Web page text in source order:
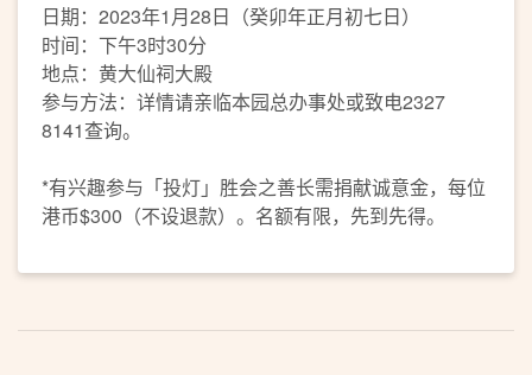
日期：2023年1月28日（癸卯年正月初七日）
时间：下午3时30分
地点：黄大仙祠大殿
参与方法：详情请亲临本园总办事处或致电2327
8141查询。
*有兴趣参与「投灯」胜会之善长需捐献诚意金，每位
港币$300（不设退款）。名额有限，先到先得。